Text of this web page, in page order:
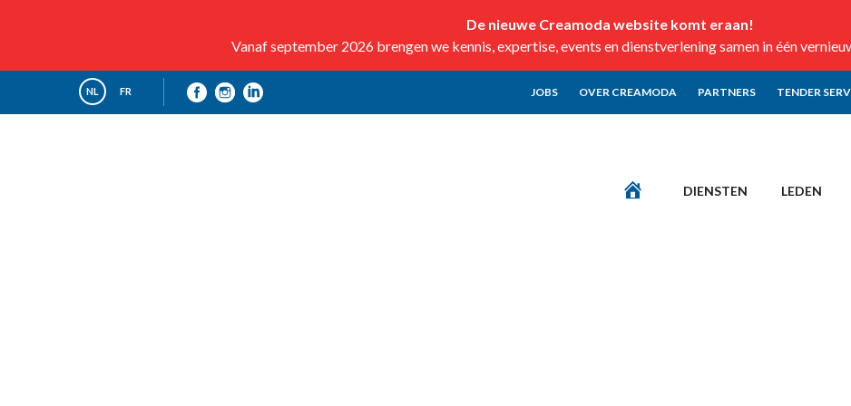
De nieuwe Creamoda website komt eraan!
Vanaf september 2026 brengen we kennis, expertise, events en dienstverlening samen in één
NL FR JOBS OVER CREAMODA PARTNERS TENDER
DIENSTEN LEDEN